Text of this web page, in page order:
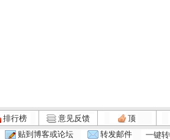
排行榜 意见反馈 顶
贴到博客或论坛 转发邮件 一键